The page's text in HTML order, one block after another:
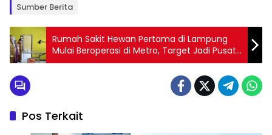
Sumber Berita
Rumah Sakit Hewan Pertama di Lampung
Mulai Beroperasi di Metro, Target Jadi Pusat
Hilirisasi Ternak Terwujud
Pos Terkait